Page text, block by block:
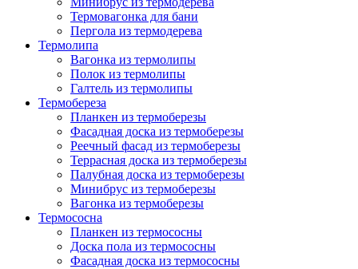
Термовагонка для бани
Пергола из термодерева
Термолипа
Вагонка из термолипы
Полок из термолипы
Галтель из термолипы
Термобереза
Планкен из термоберезы
Фасадная доска из термоберезы
Реечный фасад из термоберезы
Террасная доска из термоберезы
Палубная доска из термоберезы
Минибрус из термоберезы
Вагонка из термоберезы
Термососна
Планкен из термососны
Доска пола из термососны
Фасадная доска из термососны